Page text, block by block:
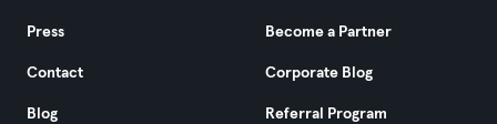
Press
Contact
Blog
Become a Partner
Corporate Blog
Referral Program